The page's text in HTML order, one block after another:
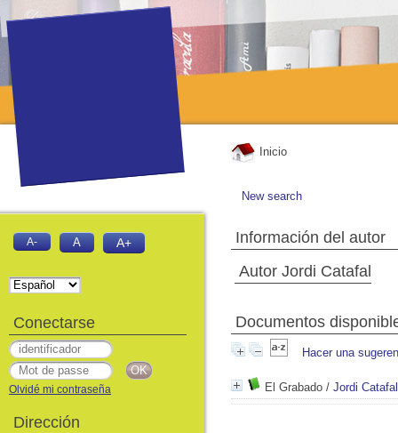
Inicio
New search
Información del autor
Autor Jordi Catafal
Documentos
Hacer una
El Grabado / Jordi Catafal
A- A A+
Conectarse
Olvidé mi contraseña
Dirección